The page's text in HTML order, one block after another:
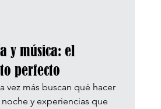
y música: el
perfecto
vez más buscan qué hacer
y experiencias que